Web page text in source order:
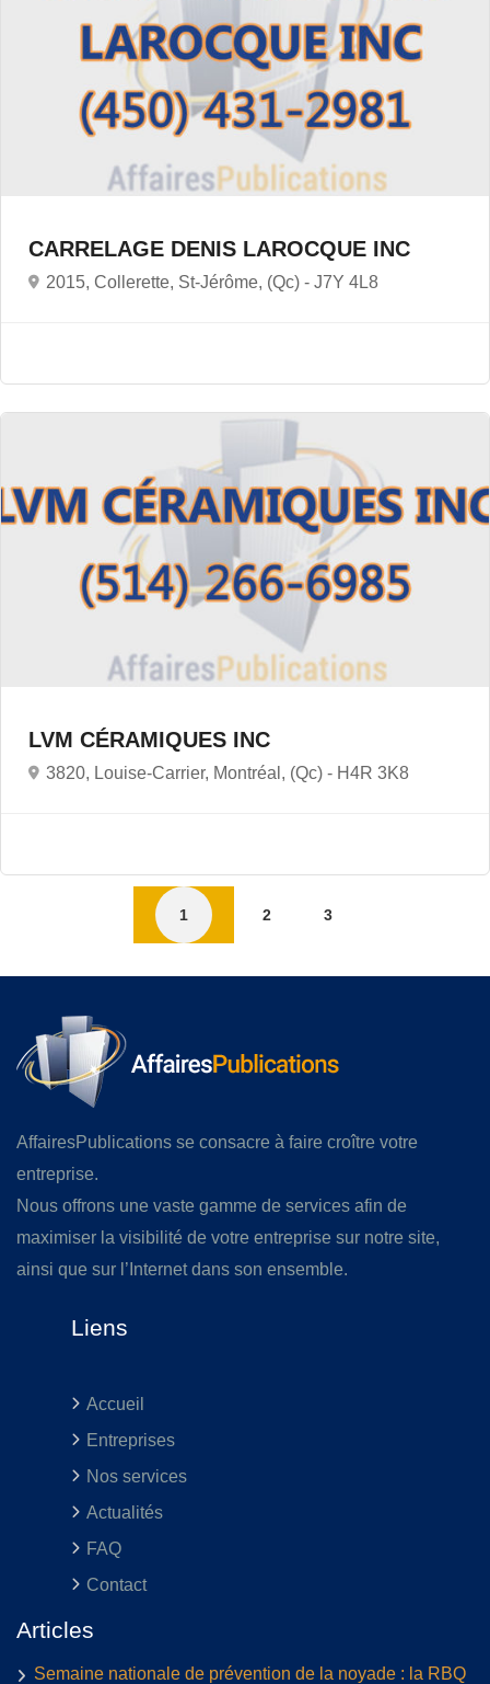
CARRELAGE DENIS LAROCQUE INC
2015, Collerette, St-Jérôme, (Qc) - J7Y 4L8
LVM CÉRAMIQUES INC
3820, Louise-Carrier, Montréal, (Qc) - H4R 3K8
1 2 3
AffairesPublications se consacre à faire croître votre
entreprise.
Nous offrons une vaste gamme de services afin de
maximiser la visibilité de votre entreprise sur notre site,
ainsi que sur l’Internet dans son ensemble.
Liens
Accueil
Entreprises
Nos services
Actualités
FAQ
Contact
Articles
Semaine nationale de prévention de la noyade : la RBQ